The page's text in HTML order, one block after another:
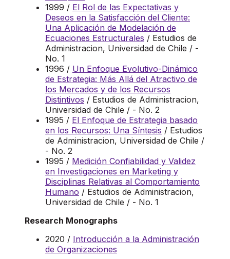
1999 / El Rol de las Expectativas y
Deseos en la Satisfacción del Cliente:
Una Aplicación de Modelación de
Ecuaciones Estructurales / Estudios de
Administracion, Universidad de Chile / -
No. 1
1996 / Un Enfoque Evolutivo-Dinámico
de Estrategia: Más Allá del Atractivo de
los Mercados y de los Recursos
Distintivos / Estudios de Administracion,
Universidad de Chile / - No. 2
1995 / El Enfoque de Estrategia basado
en los Recursos: Una Síntesis / Estudios
de Administracion, Universidad de Chile /
- No. 2
1995 / Medición Confiabilidad y Validez
en Investigaciones en Marketing y
Disciplinas Relativas al Comportamiento
Humano / Estudios de Administracion,
Universidad de Chile / - No. 1
Research Monographs
2020 / Introducción a la Administración
de Organizaciones